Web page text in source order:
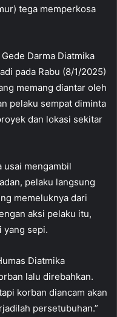
tega memperkosa
Darma Diatmika
pada Rabu (8/1/2025)
memang diantar oleh
pelaku sempat diminta
dan lokasi sekitar
usai mengambil
pelaku langsung
memeluknya dari
aksi pelaku itu,
yang sepi.
Diatmika
lalu direbahkan.
korban diancam akan
persetubuhan.”